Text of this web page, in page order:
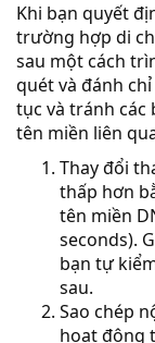
Khi bạn quyết
trường hợp di
sau một cách
quét và đánh
tục và tránh các
tên miền liên
Thay đổi
thấp hơn
tên miền
seconds).
bạn tự
sau.
Sao chép
hoạt động